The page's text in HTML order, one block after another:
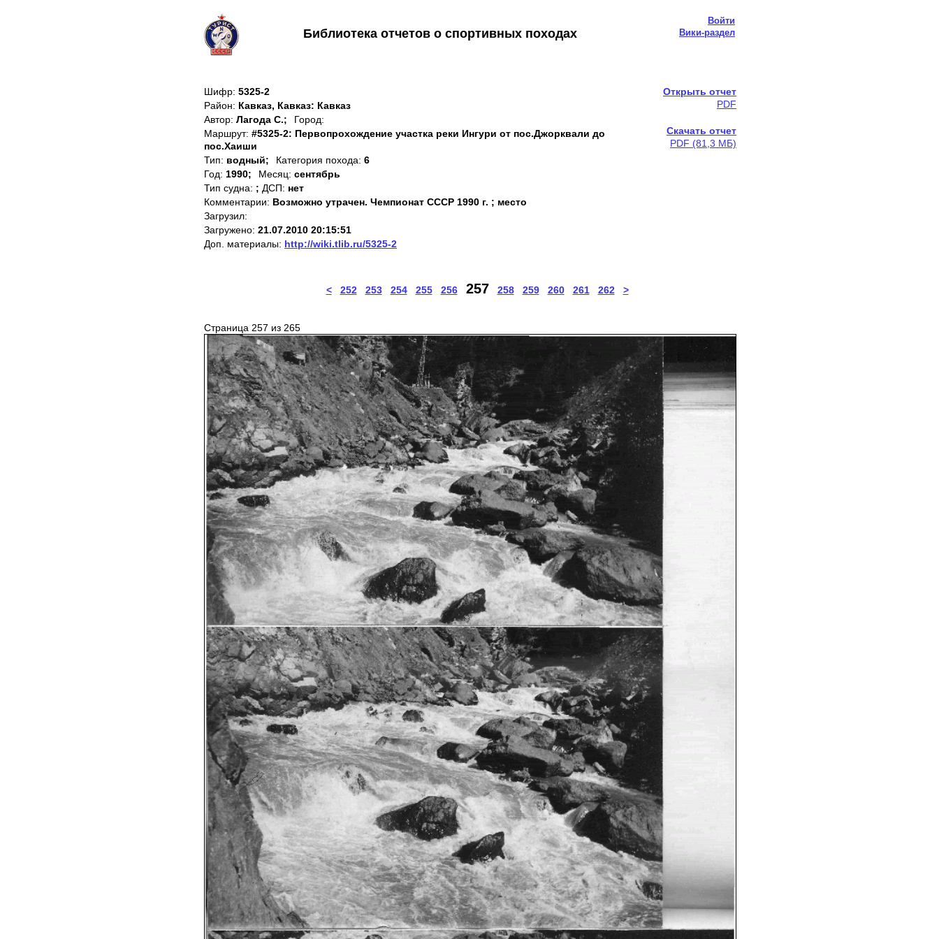
Войти
Библиотека отчетов о спортивных походах Вики-раздел
Шифр: 5325-2
Район: Кавказ, Кавказ: Кавказ
Автор: Лагода С.;
Город:
Маршрут: #5325-2: Первопрохождение участка реки Ингури от пос.Джорквали до
пос.Хаиши
Тип: водный; Категория похода: 6
Год: 1990; Месяц: сентябрь
Тип судна: ; ДСП: нет
Комментарии: Возможно утрачен. Чемпионат СССР 1990 г. ; место
Загрузил:
Загружено: 21.07.2010 20:15:51
Доп. материалы: http://wiki.tlib.ru/5325-2
Открыть отчет
PDF
Скачать отчет
PDF (81,3 МБ)
< 252 253 254 255 256 257 258 259 260 261 262 >
Страница 257 из 265